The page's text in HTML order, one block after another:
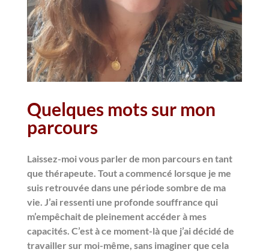
Quelques mots sur mon
parcours
Laissez-moi vous parler de mon parcours en tant
que thérapeute. Tout a commencé lorsque je me
suis retrouvée dans une période sombre de ma
vie. J’ai ressenti une profonde souffrance qui
m’empêchait de pleinement accéder à mes
capacités. C’est à ce moment-là que j’ai décidé de
travailler sur moi-même, sans imaginer que cela